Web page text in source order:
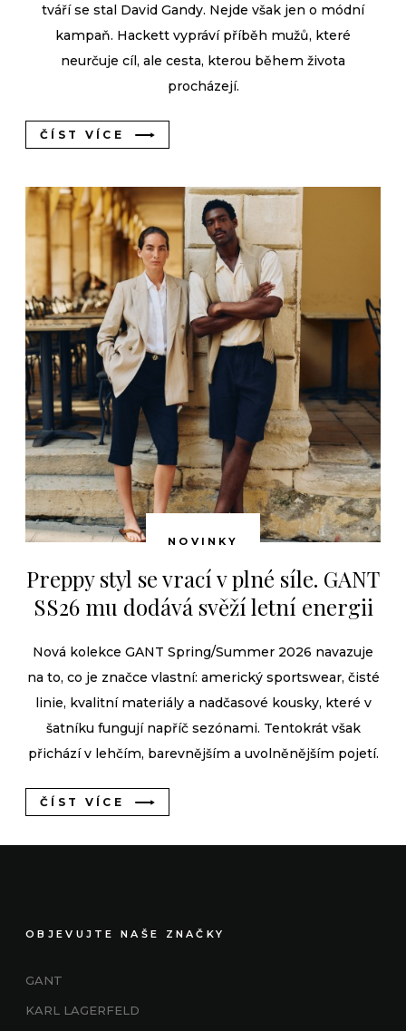
tváří se stal David Gandy. Nejde však jen o módní
kampaň. Hackett vypráví příběh mužů, které
neurčuje cíl, ale cesta, kterou během života
procházejí.
ČÍST VÍCE
NOVINKY
Preppy styl se vrací v plné síle. GANT
SS26 mu dodává svěží letní energii
Nová kolekce GANT Spring/Summer 2026 navazuje
na to, co je značce vlastní: americký sportswear, čisté
linie, kvalitní materiály a nadčasové kousky, které v
šatníku fungují napříč sezónami. Tentokrát však
přichází v lehčím, barevnějším a uvolněnějším pojetí.
ČÍST VÍCE
OBJEVUJTE NAŠE ZNAČKY
GANT
KARL LAGERFELD